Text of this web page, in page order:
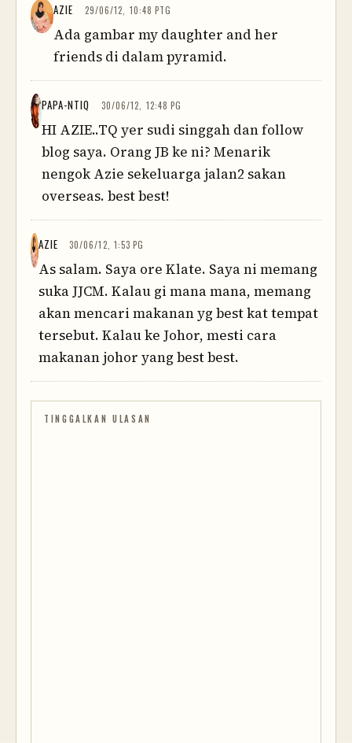
AZIE 29/06/12, 10:48 PTG
Ada gambar my daughter and her
friends di dalam pyramid.
PAPA-NTIQ 30/06/12, 12:48 PG
HI AZIE..TQ yer sudi singgah dan follow
blog saya. Orang JB ke ni? Menarik
nengok Azie sekeluarga jalan2 sakan
overseas. best best!
AZIE 30/06/12, 1:53 PG
As salam. Saya ore Klate. Saya ni memang
suka JJCM. Kalau gi mana mana, memang
akan mencari makanan yg best kat tempat
tersebut. Kalau ke Johor, mesti cara
makanan johor yang best best.
TINGGALKAN ULASAN